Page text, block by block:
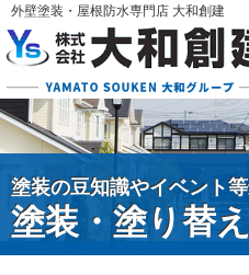
外壁塗装・屋根防水専門店 大和創建
塗装の豆知識やイベント
塗装・塗り替